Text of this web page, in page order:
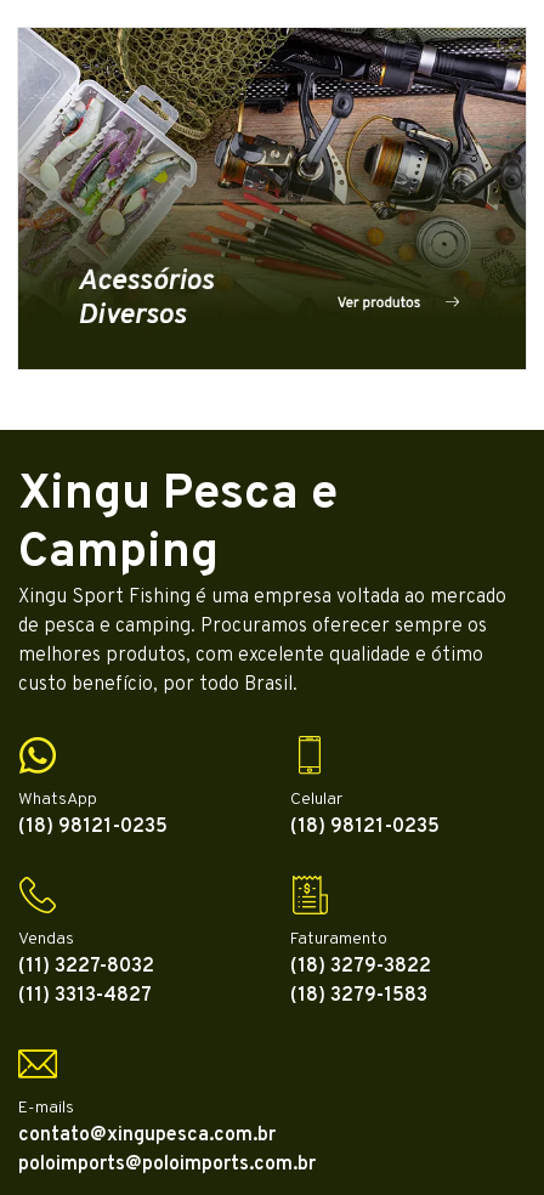
Xingu Pesca e
Camping
Xingu Sport Fishing é uma empresa voltada ao mercado
de pesca e camping. Procuramos oferecer sempre os
melhores produtos, com excelente qualidade e ótimo
custo benefício, por todo Brasil.
WhatsApp
(18) 98121-0235
Celular
(18) 98121-0235
Vendas
(11) 3227-8032
(11) 3313-4827
Faturamento
(18) 3279-3822
(18) 3279-1583
E-mails
contato@xingupesca.com.br
poloimports@poloimports.com.br